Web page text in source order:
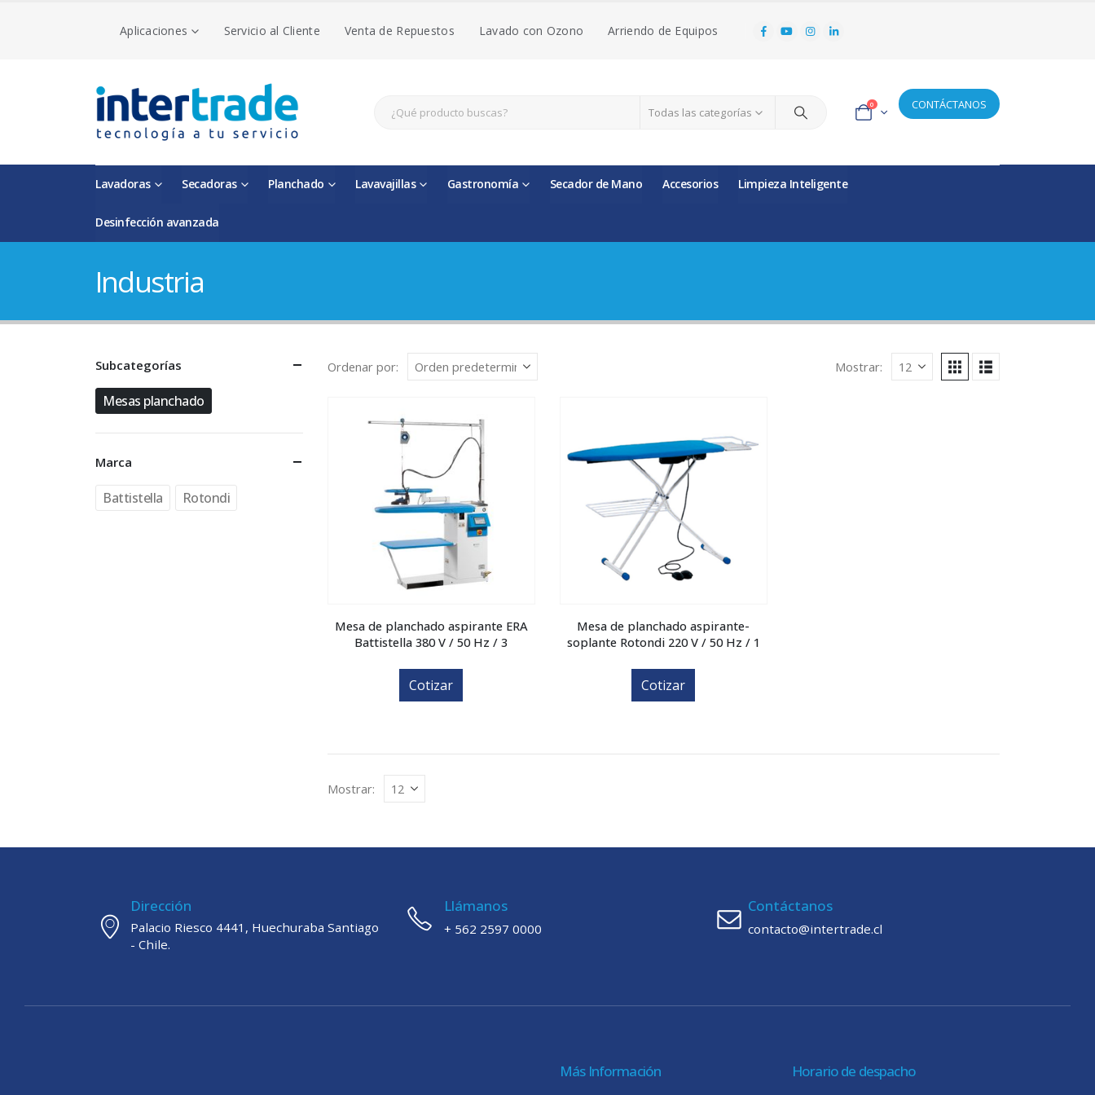
Aplicaciones Servicio al Cliente Venta de Repuestos Lavado con Ozono Arriendo de Equipos
Todas las categorías
0 CONTÁCTANOS
Lavadoras Secadoras Planchado Lavavajillas Gastronomía Secador de Mano Accesorios Limpieza Inteligente
Desinfección avanzada
Industria
Ordenar por: Mostrar:
Mesa de planchado aspirante ERA
Battistella 380 V / 50 Hz / 3
Cotizar
Mesa de planchado aspirante-
soplante Rotondi 220 V / 50 Hz / 1
Cotizar
Mostrar:
Subcategorías
Mesas planchado
Marca
Battistella Rotondi
Dirección
Palacio Riesco 4441, Huechuraba Santiago
- Chile.
Llámanos
+ 562 2597 0000
Contáctanos
contacto@intertrade.cl
Más Información Horario de despacho